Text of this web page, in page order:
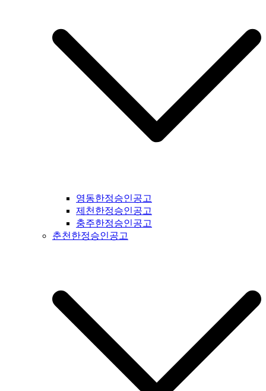
영동한정승인공고
제천한정승인공고
충주한정승인공고
춘천한정승인공고